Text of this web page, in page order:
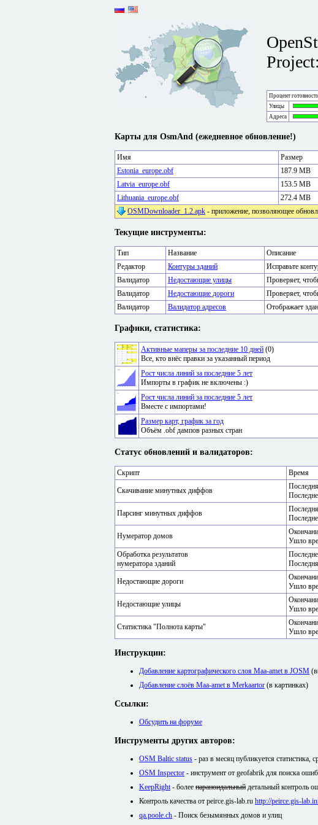
Процент
Улицы
Адреса
Карты для OsmAnd (ежедневное обновление!)
Имя Размер
Estonia_europe.obf
187.9 MB
Latvia_europe.obf
153.5 MB
Lithuania_europe.obf
272.4 MB
OSMDownloader_1.2.apk - приложение, позволяющее
Текущие инструменты:
Тип Название Описание
Редактор
Контуры зданий Исправьте
Валидатор
Недостающие улицы Проверяет,
Валидатор
Недостающие дороги Проверяет,
Валидатор
Валидатор адресов Отображает
Графики, статистика:
Активные маперы за последние 10 дней (0)
Все, кто внёс правки за указанный период
Рост числа линий за последние 5 лет
Импорты в график не включены :)
Рост числа линий за последние 5 лет
Вместе с импортами!
Размер карт, график за год
Объём .obf дампов разных стран
Статус обновлений и валидаторов:
Скрипт Время
Скачивание минутных диффов
Парсинг минутных диффов
Нумератор домов
Ушло
Обработка результатов
нумератора зданий
Недостающие дороги
Ушло
Недостающие улицы
Ушло
Статистика "Полнота карты"
Ушло
Инструкции:
Добавление картографического слоя Maa-amet в JOSM
Добавление слоёв Maa-amet в Merkaartor (в картинках)
Ссылки:
Обсудить на форуме
Инструменты других авторов:
OSM Baltic status - раз в месяц публикуется
OSM Inspector - инструмент от geofabrik для поиска
KeepRight- более параноидальный детальный контроль
Контроль качества от peirce.gis-lab.ru http://peirce.gis-
qa.poole.ch - Поиск безымянных домов и улиц